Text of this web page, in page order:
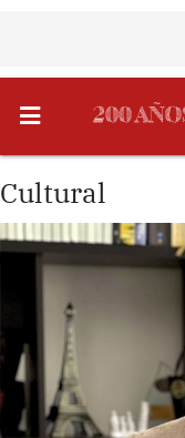
Cultural